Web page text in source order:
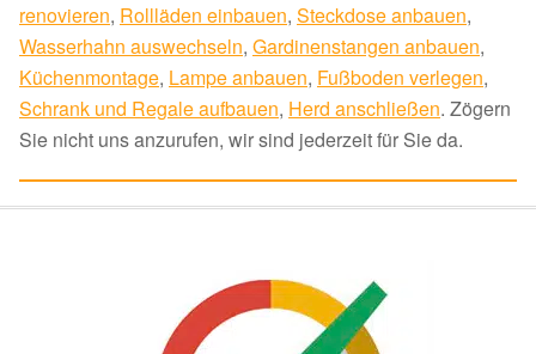
renovieren, Rollläden einbauen, Steckdose anbauen,
Wasserhahn auswechseln, Gardinenstangen anbauen,
Küchenmontage, Lampe anbauen, Fußboden verlegen,
Schrank und Regale aufbauen, Herd anschließen. Zögern
Sie nicht uns anzurufen, wir sind jederzeit für Sie da.